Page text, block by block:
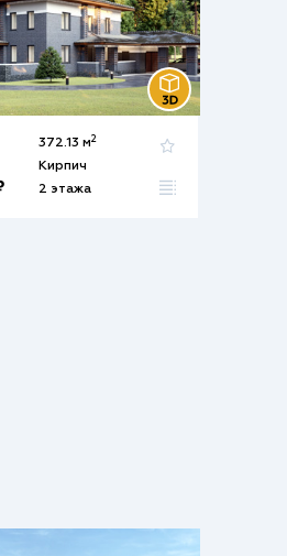
372.13 м2
Кирпич
2 этажа